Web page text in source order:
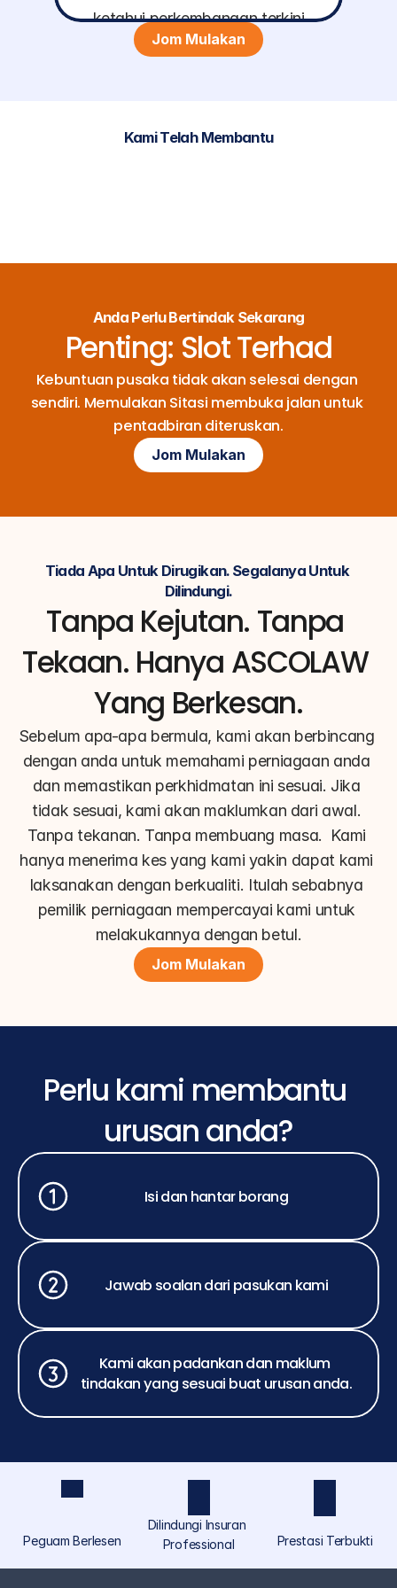
ketahui perkembangan terkini
Jom Mulakan
Kami Telah Membantu
Anda Perlu Bertindak Sekarang
Penting: Slot Terhad
Kebuntuan pusaka tidak akan selesai dengan
sendiri. Memulakan Sitasi membuka jalan untuk
pentadbiran diteruskan.
Jom Mulakan
Tiada Apa Untuk Dirugikan. Segalanya Untuk
Dilindungi.
Tanpa Kejutan. Tanpa
Tekaan. Hanya ASCOLAW
Yang Berkesan.
Sebelum apa-apa bermula, kami akan berbincang
dengan anda untuk memahami perniagaan anda
dan memastikan perkhidmatan ini sesuai. Jika
tidak sesuai, kami akan maklumkan dari awal.
Tanpa tekanan. Tanpa membuang masa.  Kami
hanya menerima kes yang kami yakin dapat kami
laksanakan dengan berkualiti. Itulah sebabnya
pemilik perniagaan mempercayai kami untuk
melakukannya dengan betul.
Jom Mulakan
Perlu kami membantu
urusan anda?
Isi dan hantar borang
Jawab soalan dari pasukan kami
Kami akan padankan dan maklum
tindakan yang sesuai buat urusan anda.
Peguam Berlesen
Dilindungi Insuran
Professional
Prestasi Terbukti